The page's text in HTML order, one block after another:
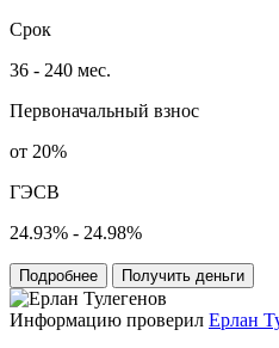
Срок
36 - 240 мес.
Первоначальный взнос
от 20%
ГЭСВ
24.93% - 24.98%
Подробнее Получить деньги
Информацию проверил Ерлан